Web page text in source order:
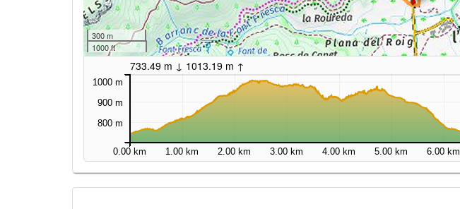
300 m
1000 ft
733.49 m ↓ 1013.19 m ↑
0.00 km 1.00 km 2.00 km 3.00 km 4.00 km 5.00 km 6.00 km
800 m
900 m
1000 m